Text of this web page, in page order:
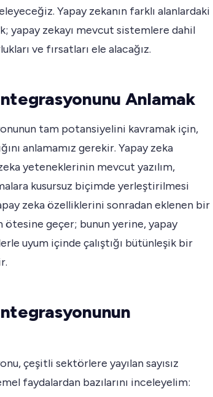
Yapay zekanın farklı alanlardaki
yapay zekayı mevcut sistemlere dahil
ve fırsatları ele alacağız.
Anlamak
tam potansiyelini kavramak için,
anlamamız gerekir. Yapay zeka
yeteneklerinin mevcut yazılım,
kusursuz biçimde yerleştirilmesi
zeka özelliklerini sonradan eklenen bir
ötesine geçer; bunun yerine, yapay
uyum içinde çalıştığı bütünleşik bir
çeşitli sektörlere yayılan sayısız
faydalardan bazılarını inceleyelim: